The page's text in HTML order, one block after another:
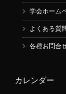
学会ホーム
よくある質
各種お問合
カレンダー